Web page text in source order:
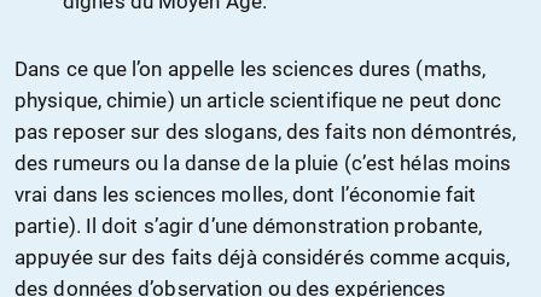
Dans ce que l’on appelle les sciences dures (maths,
physique, chimie) un article scientifique ne peut donc
pas reposer sur des slogans, des faits non démontrés,
des rumeurs ou la danse de la pluie (c’est hélas moins
vrai dans les sciences molles, dont l’économie fait
partie). Il doit s’agir d’une démonstration probante,
appuyée sur des faits déjà considérés comme acquis,
des données d’observation ou des expériences